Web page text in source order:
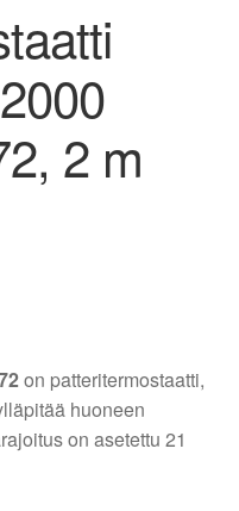
2 m
on patteritermostaatti,
huoneen
on asetettu 21